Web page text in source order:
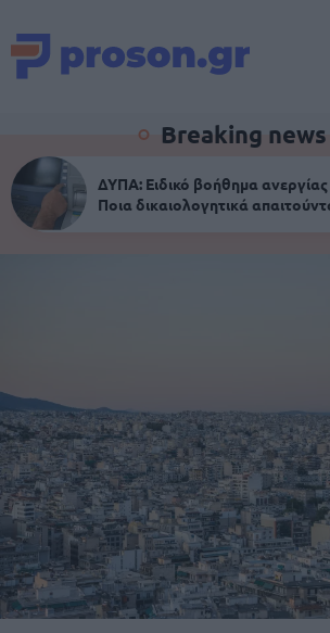
Breaking news
ΔΥΠΑ: Ειδικό βοήθημα
Ποια δικαιολογητικά